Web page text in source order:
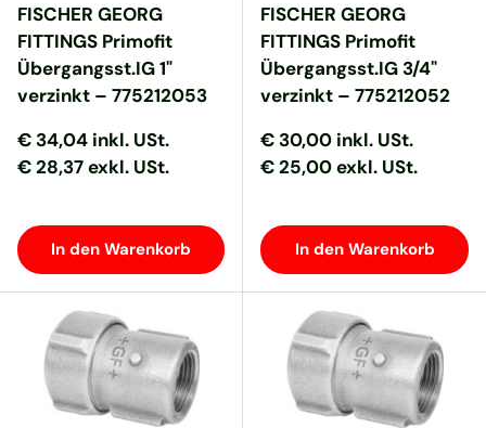
FISCHER GEORG
FITTINGS Primofit
Übergangsst.IG 1"
verzinkt – 775212053
Normaler Preis
Normaler Preis
€ 34,04 inkl. USt.
€ 28,37 exkl. USt.
In den Warenkorb
FISCHER GEORG
FITTINGS Primofit
Übergangsst.IG 3/4"
verzinkt – 775212052
Normaler Preis
Normaler Preis
€ 30,00 inkl. USt.
€ 25,00 exkl. USt.
In den Warenkorb